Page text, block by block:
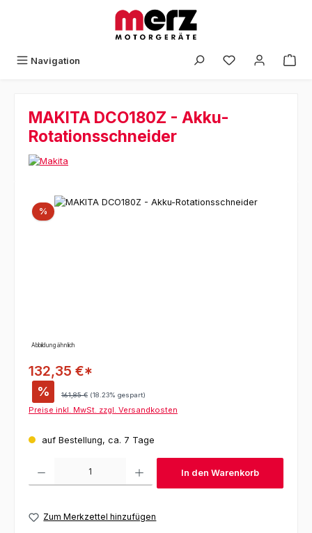
Navigation
MAKITA DCO180Z - Akku-
Rotationsschneider
Bildergalerie überspringen
% Rabatt
Abbildung ähnlich
132,35 €*
% Regulärer Preis:
161,85 € (18.23% gespart)
Preise inkl. MwSt. zzgl. Versandkosten
auf Bestellung, ca. 7 Tage
In den Warenkorb
Zum Merkzettel hinzufügen